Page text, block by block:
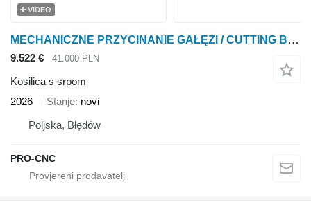
VIDEO
MECHANICZNE PRZYCINANIE GAŁĘZI / CUTTING BRANCHES / BAUMSCHNITT
9.522 € 41.000 PLN
Kosilica s srpom
2026
Stanje novi
Poljska, Błędów
PRO-CNC